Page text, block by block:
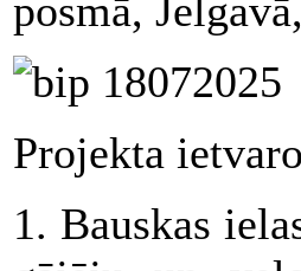
posmā,
Projekta
1. Bauskas